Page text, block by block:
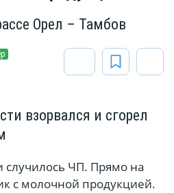
Орел – Тамбов
взорвался и сгорел
случилось ЧП. Прямо на
с молочной продукцией.